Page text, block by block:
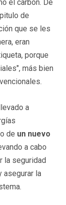
el carbón. De
de
que se les
eran
porque
más bien
a
de un nuevo
a cabo
la seguridad
asegurar la